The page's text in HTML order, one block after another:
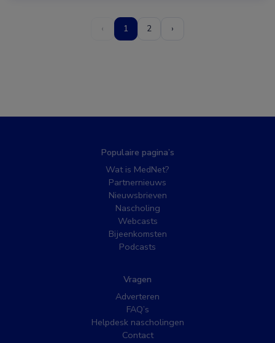
‹ 1 2 ›
Populaire pagina’s
Wat is MedNet?
Partnernieuws
Nieuwsbrieven
Nascholing
Webcasts
Bijeenkomsten
Podcasts
Vragen
Adverteren
FAQ’s
Helpdesk nascholingen
Contact